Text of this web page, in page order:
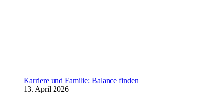
Karriere und Familie: Balance finden
13. April 2026